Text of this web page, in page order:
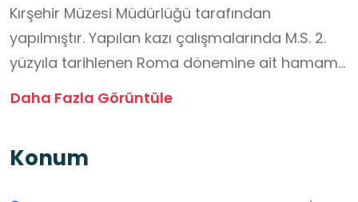
Kırşehir Müzesi Müdürlüğü tarafından
yapılmıştır. Yapılan kazı çalışmalarında M.S. 2.
yüzyıla tarihlenen Roma dönemine ait hamam
yapısı ortaya çıkarılmıştır. Roma dönemi
yapılarındandır. Bu yapılar; spor salonları
Daha Fazla Görüntüle
Konum